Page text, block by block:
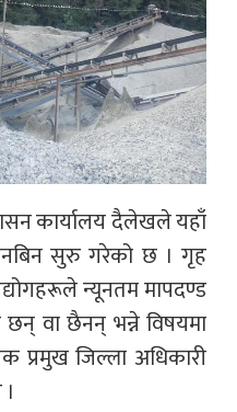
कार्यालय दैलेखले यहाँ
सुरु गरेको छ । गृह
न्यूनतम मापदण्ड
छन् वा छैनन् भन्ने विषयमा
प्रमुख जिल्ला अधिकारी